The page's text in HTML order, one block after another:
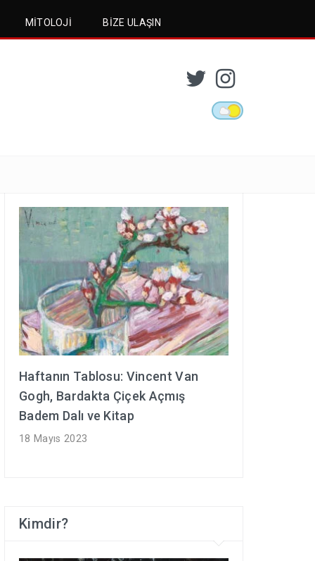
MITOLOJI BIZE ULAŞIN
Haftanın Tablosu: Vincent Van
Gogh, Bardakta Çiçek Açmış
Badem Dalı ve Kitap
18 Mayıs 2023
Kimdir?